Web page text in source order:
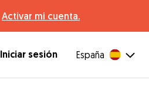
Activar mi cuenta.
Iniciar sesión España